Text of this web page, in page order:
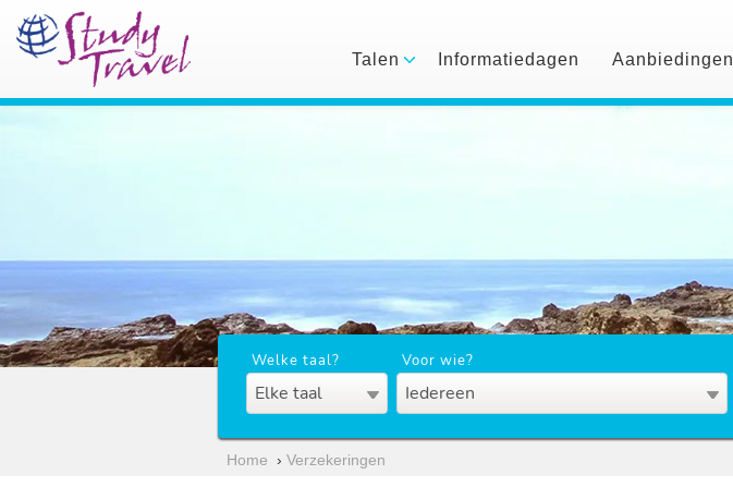
Talen Informatiedagen Aanbiedingen
Welke taal?
Elke taal
Voor wie?
Iedereen
Home › Verzekeringen